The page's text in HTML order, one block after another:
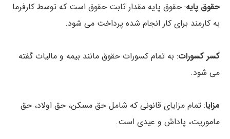
حقوق پایه: حقوق پایه مقدار ثابت حقوق است که توسط کارفرما
به کارمند برای کار انجام شده پرداخت می شود.
کسر کسورات: به تمام کسورات حقوق مانند بیمه و مالیات گفته
می شود.
مزایا: تمام مزایای قانونی که شامل حق مسکن، حق اولاد، حق
ماموریت، پاداش و عیدی است.